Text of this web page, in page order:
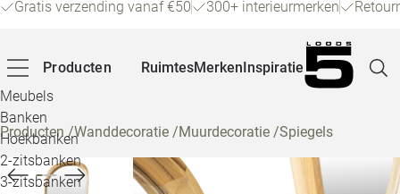
Gratis verzending vanaf €50 300+ interieurmerken
Producten
Meubels
Banken
Hoekbanken
2-zitsbanken
3-zitsbanken
RuimtesMerkenInspiratie
Producten/Wanddecoratie /Muurdecoratie /Spiegels